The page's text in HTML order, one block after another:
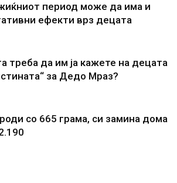
период може да има и
ефекти врз децата
треба да им ја кажете на децата
за Дедо Мраз?
со 665 грама, си замина дома